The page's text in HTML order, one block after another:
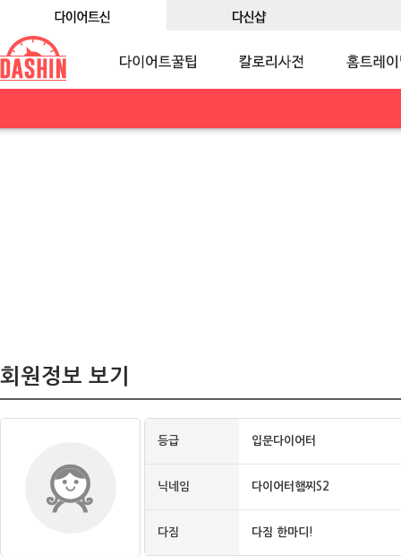
회원정보 보기
등급 입문다이어터
닉네임 다이어터햄찌S2
다짐 다짐 한마디!